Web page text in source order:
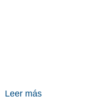
Leer más